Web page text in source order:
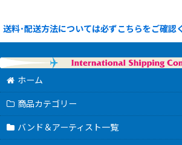
送料･配送方法については必ずこちらをご確認
ホーム
商品カテゴリー
バンド＆アーティスト一覧